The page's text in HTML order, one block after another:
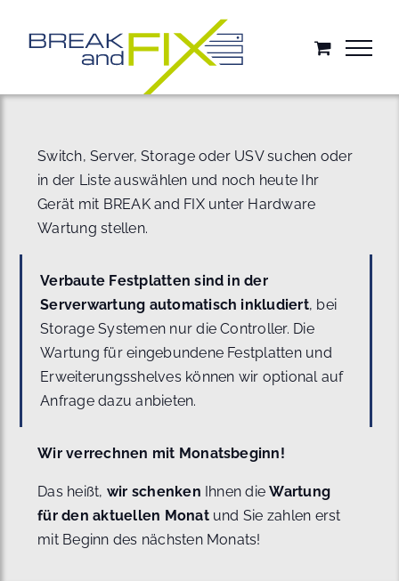
springen
Switch, Server, Storage oder USV suchen oder
in der Liste auswählen und noch heute Ihr
Gerät mit BREAK and FIX unter Hardware
Wartung stellen.
Verbaute Festplatten sind in der
Serverwartung automatisch inkludiert, bei
Storage Systemen nur die Controller. Die
Wartung für eingebundene Festplatten und
Erweiterungsshelves können wir optional auf
Anfrage dazu anbieten.
Wir verrechnen mit Monatsbeginn!
Das heißt, wir schenken Ihnen dieWartung
für den aktuellen Monat und Sie zahlen erst
mit Beginn des nächsten Monats!